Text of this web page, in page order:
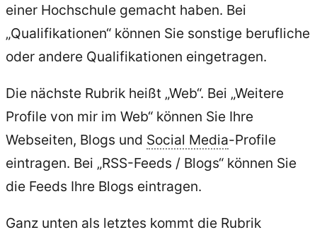
einer Hochschule gemacht haben. Bei
„Qualifikationen“ können Sie sonstige berufliche
oder andere Qualifikationen eingetragen.
Die nächste Rubrik heißt „Web“. Bei „Weitere
Profile von mir im Web“ können Sie Ihre
Webseiten, Blogs und Social Media-Profile
eintragen. Bei „RSS-Feeds / Blogs“ können Sie
die Feeds Ihre Blogs eintragen.
Ganz unten als letztes kommt die Rubrik